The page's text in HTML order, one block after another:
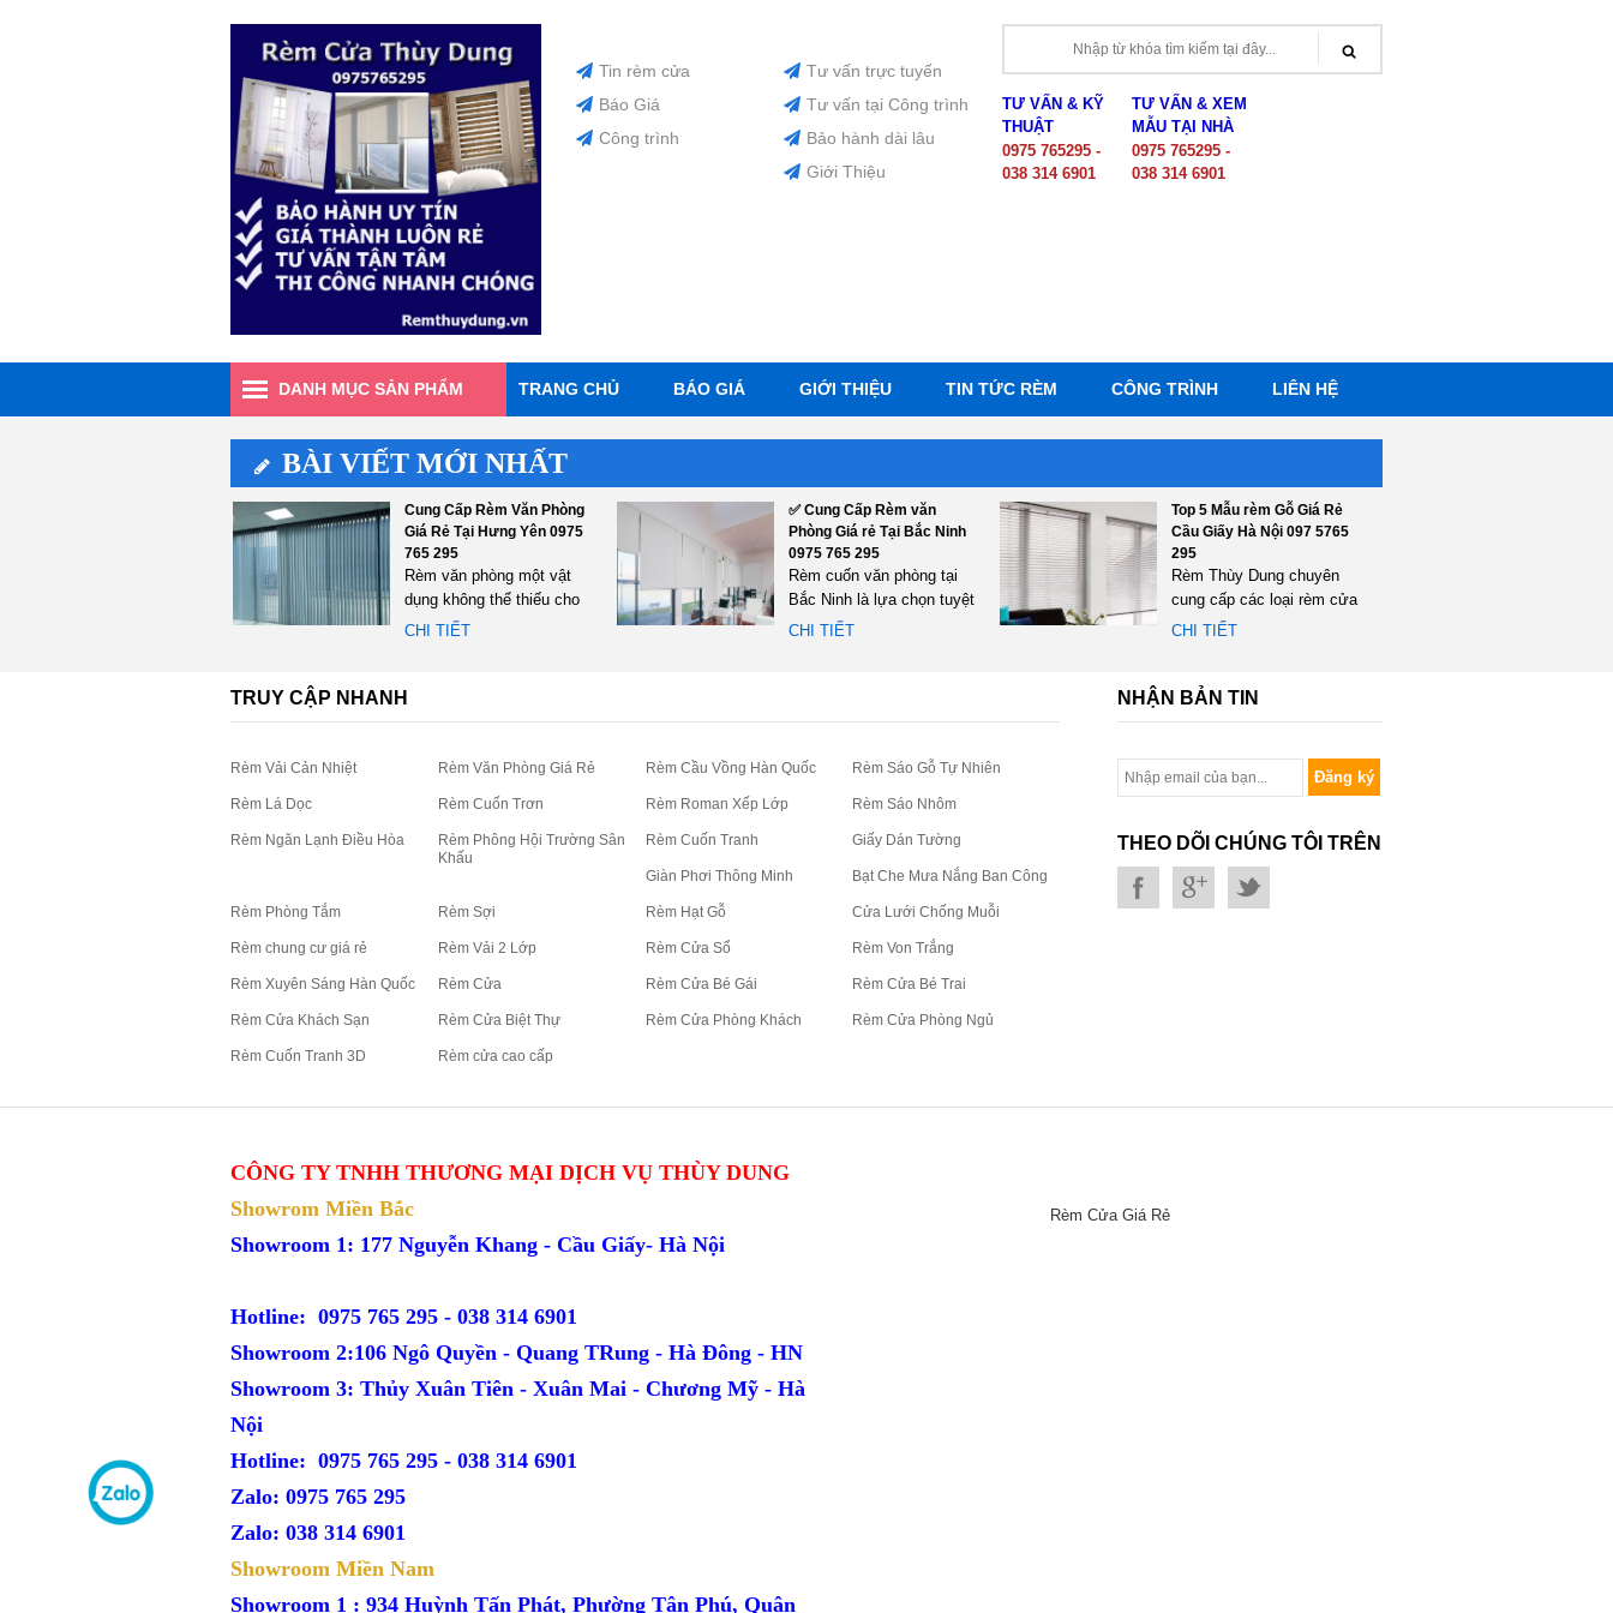
Tin rèm cửa
Báo Giá
Công trình
Tư vấn trực tuyến
Tư vấn tại Công trình
Bảo hành dài lâu
Giới Thiệu
TƯ VẤN & KỸ
THUẬT
0975 765295 -
038 314 6901
TƯ VẤN & XEM
MẪU TẠI NHÀ
0975 765295 -
038 314 6901
DANH MỤC SẢN PHẨM TRANG CHỦ BÁO GIÁ GIỚI THIỆU TIN TỨC RÈM CÔNG TRÌNH LIÊN HỆ
BÀI VIẾT MỚI NHẤT
Cung Cấp Rèm Văn Phòng
Giá Rẻ Tại Hưng Yên 0975
765 295
Rèm văn phòng một vật
dụng không thể thiếu cho
bất cứ không gian làm
CHI TIẾT
✅ Cung Cấp Rèm văn
Phòng Giá rẻ Tại Bắc Ninh
0975 765 295
Rèm cuốn văn phòng tại
Bắc Ninh là lựa chọn tuyệt
vời dành cho các doanh...
CHI TIẾT
Top 5 Mẫu rèm Gỗ Giá Rẻ
Cầu Giấy Hà Nội 097 5765
295
Rèm Thùy Dung chuyên
cung cấp các loại rèm cửa
đặc biệt là rèm gỗ một
CHI TIẾT
TRUY CẬP NHANH
Rèm Vải Cản Nhiệt Rèm Văn Phòng Giá Rẻ Rèm Cầu Vồng Hàn Quốc Rèm Sáo Gỗ Tự Nhiên
Rèm Lá Dọc Rèm Cuốn Trơn Rèm Roman Xếp Lớp Rèm Sáo Nhôm
Rèm Ngăn Lạnh Điều Hòa
Rèm Phông Hội Trường Sân
Khấu
Rèm Cuốn Tranh Giấy Dán Tường
Giàn Phơi Thông Minh Bạt Che Mưa Nắng Ban Công
Rèm Phòng Tắm Rèm Sợi Rèm Hạt Gỗ Cửa Lưới Chống Muỗi
Rèm chung cư giá rẻ Rèm Vải 2 Lớp Rèm Cửa Sổ Rèm Von Trắng
Rèm Xuyên Sáng Hàn Quốc Rèm Cửa Rèm Cửa Bé Gái Rèm Cửa Bé Trai
Rèm Cửa Khách Sạn Rèm Cửa Biệt Thự Rèm Cửa Phòng Khách Rèm Cửa Phòng Ngủ
Rèm Cuốn Tranh 3D Rèm cửa cao cấp
NHẬN BẢN TIN
Đăng ký
THEO DÕI CHÚNG TÔI TRÊN
CÔNG TY TNHH THƯƠNG MẠI DỊCH VỤ THÙY DUNG
Showrom Miền Bắc
Showroom 1: 177 Nguyễn Khang - Cầu Giấy- Hà Nội
Hotline: 0975 765 295 - 038 314 6901
Showroom 2:106 Ngô Quyền - Quang TRung - Hà Đông - HN
Showroom 3: Thủy Xuân Tiên - Xuân Mai - Chương Mỹ - Hà
Nội
Hotline: 0975 765 295 - 038 314 6901
Zalo: 0975 765 295
Zalo: 038 314 6901
Showroom Miền Nam
Showroom 1 : 934 Huỳnh Tấn Phát, Phường Tân Phú, Quận
Rèm Cửa Giá Rẻ